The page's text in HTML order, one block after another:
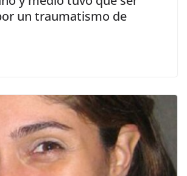
un traumatismo de